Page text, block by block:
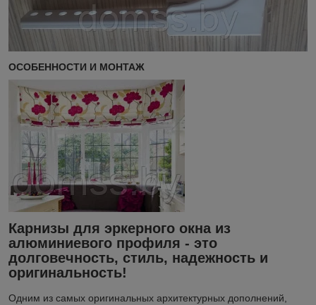
ОСОБЕННОСТИ И МОНТАЖ
Карнизы для эркерного окна из
алюминиевого профиля - это
долговечность, стиль, надежность и
оригинальность!
Одним из самых оригинальных архитектурных дополнений,